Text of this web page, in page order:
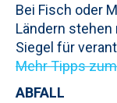
Bei Fisch oder
Ländern stehen
Siegel für
Mehr Tipps
ABFALL